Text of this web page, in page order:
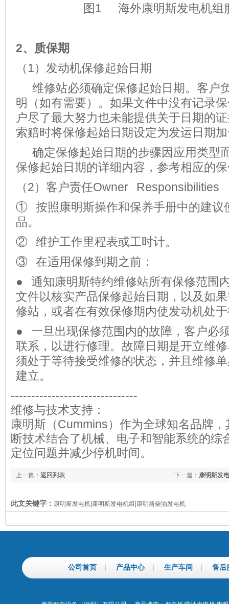
图1 海外康明斯发电机组
2、质保期
（1）发动机保修起始日期
维修站必须确定保修起始日期。客户
明（如有需要）。如果文件中没有记录
户尽了最大努力也未能提供关于日期的
索赔时将保修起始日期设定为发运日期
确定保修起始日期的步骤因应用类型
保修起始日期的详细内容，参考相应的
（2）客户责任Owner Responsibilities
① 按照康明斯操作和保养手册中的建议
品。
② 维护工作里程表或工时计。
③ 在适用保修到期之前：
● 通知康明斯特约维修站所有保修范围
文件以核实产品保修起始日期，以及如
修站，或者在有效保修期内使发动机处
● 一旦出现保修范围内的故障，客户必
联系，以进行修理。故障日期是开立维
须处于等待接受维修的状态，并且维修
建立。
-------------------------------
维修与技术支持：
康明斯（Cummins）作为全球知名品牌
断技术结合了机械、电子和智能系统的综
定位问题并减少停机时间。
下一篇： 康明斯发
上一篇： 返回列表
此文关键字： 康明斯发电机|康明斯发电机组|康明斯柴油发电机
公司首页 产品中心 生产车间 售后